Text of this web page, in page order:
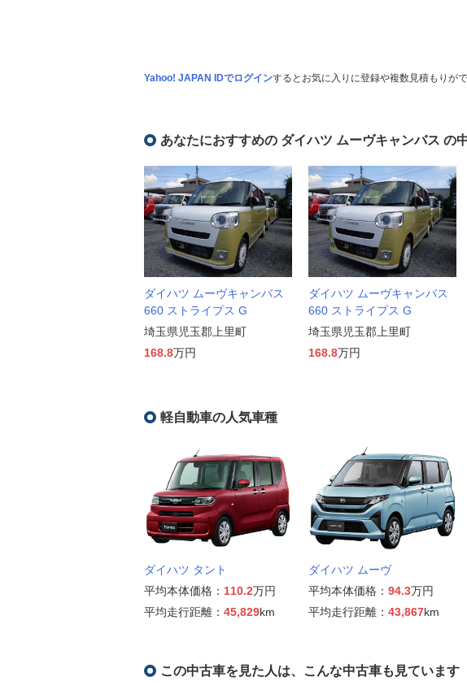
Yahoo! JAPAN IDでログインするとお気に入りに登録や複数見積もりが
あなたにおすすめの ダイハツ ムーヴキャンバス の
ダイハツ ムーヴキャンバス
660 ストライプス G
埼玉県児玉郡上里町
168.8万円
ダイハツ ムーヴキャンバス
660 ストライプス G
埼玉県児玉郡上里町
168.8万円
軽自動車の人気車種
ダイハツ タント
平均本体価格： 110.2万円
平均走行距離： 45,829km
ダイハツ ムーヴ
平均本体価格： 94.3万円
平均走行距離： 43,867km
この中古車を見た人は、こんな中古車も見ています